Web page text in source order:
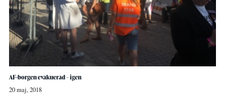
AF-borgen evakuerad – igen
20 maj, 2018